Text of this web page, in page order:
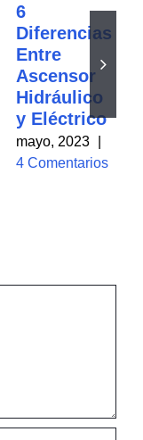
6
Diferencias
Entre
Ascensor
Hidráulico
y Eléctrico
mayo, 2023
4 Comentarios